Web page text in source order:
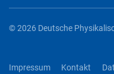
© 2026 Deutsche
Impressum Kontakt